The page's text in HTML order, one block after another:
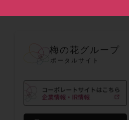
梅の花グループ
ポータルサイト